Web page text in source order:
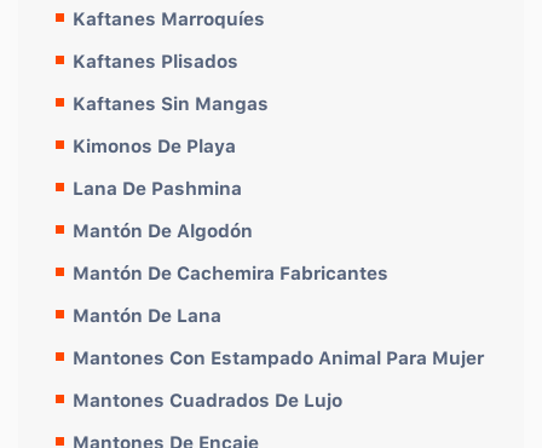
Kaftanes Marroquíes
Kaftanes Plisados
Kaftanes Sin Mangas
Kimonos De Playa
Lana De Pashmina
Mantón De Algodón
Mantón De Cachemira Fabricantes
Mantón De Lana
Mantones Con Estampado Animal Para Mujer
Mantones Cuadrados De Lujo
Mantones De Encaje